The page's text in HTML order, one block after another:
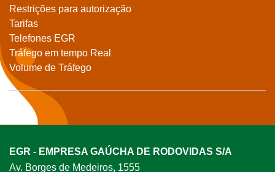
Restrições para autorização
Tarifas
Telefones EGR
Tráfego em tempo Real
Volume de Tráfego
EGR - EMPRESA GAÚCHA DE RODOVIDAS S/A
Av. Borges de Medeiros, 1555